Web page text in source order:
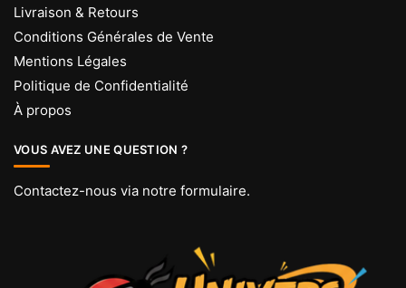
Livraison & Retours
Conditions Générales de Vente
Mentions Légales
Politique de Confidentialité
À propos
VOUS AVEZ UNE QUESTION ?
Contactez-nous via notre formulaire.